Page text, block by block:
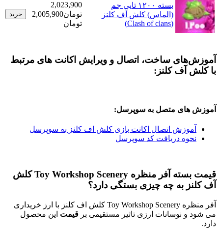
بسته ۱۲۰۰ تایی جم
(الماس) کلش آف کلنز
(Clash of clans)
2,023,900
تومان
2,005,900
خرید
ساخت، اتصال و ویرایش اکانت های مرتبط
کلنز:
متصل به سوپرسل:
اتصال اکانت بازی کلش اف کلنز به سوپرسل
دریافت کد سوپرسل
قیمت بسته آفر منظره Toy Workshop Scenery کلش
به چه چیزی بستگی دارد؟
آفر منظره Toy Workshop Scenery کلش اف کلنز با ارز خریداری
نوسانات ارزی تاثیر مستقیمی برقیمتاین محصول